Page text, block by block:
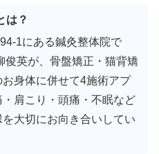
は？
1にある鍼灸整体院で
俊英が、骨盤矯正・猫背矯
身体に併せて4施術アプ
肩こり・頭痛・不眠など
大切にお向き合いしてい